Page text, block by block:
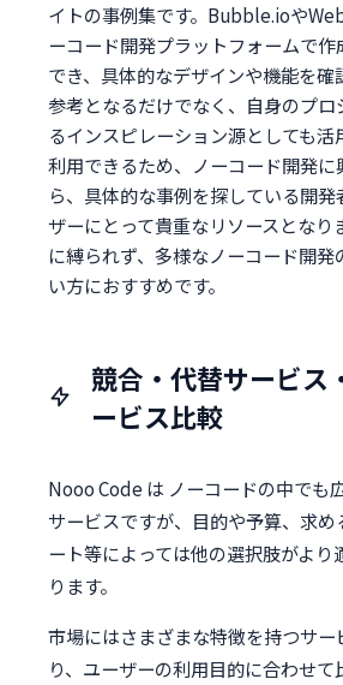
イトの事例集です。Bubble.ioや
ーコード開発プラットフォームで
でき、具体的なデザインや機能を確
参考となるだけでなく、自身のプ
るインスピレーション源としても活
利用できるため、ノーコード開発
ら、具体的な事例を探している開
ザーにとって貴重なリソースとなり
に縛られず、多様なノーコード開
い方におすすめです。
競合・代替サービス
ービス比較
Nooo Code は ノーコードの中でも
サービスですが、目的や予算、求
ート等によっては他の選択肢がより
ります。
市場にはさまざまな特徴を持つサ
り、ユーザーの利用目的に合わせて